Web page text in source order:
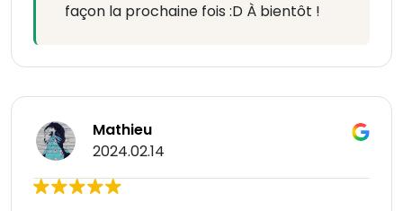
façon la prochaine fois :D À bientôt !
Mathieu
2024.02.14